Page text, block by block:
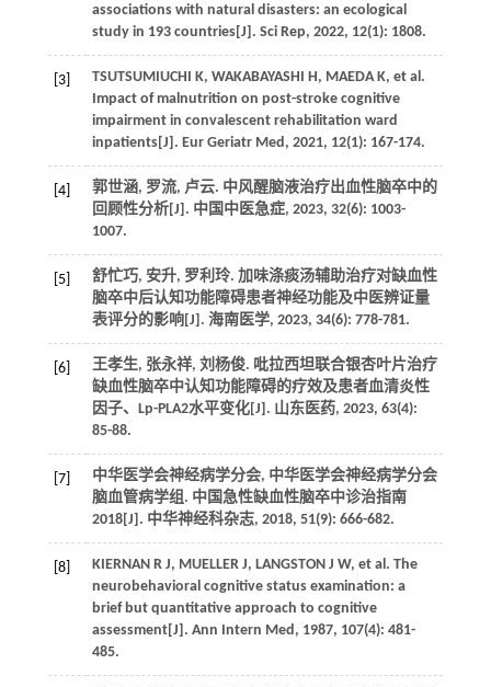
associations with natural disasters: an ecological
study in 193 countries[J]. Sci Rep, 2022, 12(1): 1808.
[3]
TSUTSUMIUCHI K, WAKABAYASHI H, MAEDA K, et al.
Impact of malnutrition on post-stroke cognitive
impairment in convalescent rehabilitation ward
inpatients[J]. Eur Geriatr Med, 2021, 12(1): 167-174.
[4]
郭世涵, 罗流, 卢云. 中风醒脑液治疗出血性脑卒中的
回顾性分析[J]. 中国中医急症, 2023, 32(6): 1003-
1007.
[5]
舒忙巧, 安升, 罗利玲. 加味涤痰汤辅助治疗对缺血性
脑卒中后认知功能障碍患者神经功能及中医辨证量
表评分的影响[J]. 海南医学, 2023, 34(6): 778-781.
[6]
王孝生, 张永祥, 刘杨俊. 吡拉西坦联合银杏叶片治疗
缺血性脑卒中认知功能障碍的疗效及患者血清炎性
因子、Lp-PLA2水平变化[J]. 山东医药, 2023, 63(4):
85-88.
[7]
中华医学会神经病学分会, 中华医学会神经病学分会
脑血管病学组. 中国急性缺血性脑卒中诊治指南
2018[J]. 中华神经科杂志, 2018, 51(9): 666-682.
[8]
KIERNAN R J, MUELLER J, LANGSTON J W, et al. The
neurobehavioral cognitive status examination: a
brief but quantitative approach to cognitive
assessment[J]. Ann Intern Med, 1987, 107(4): 481-
485.